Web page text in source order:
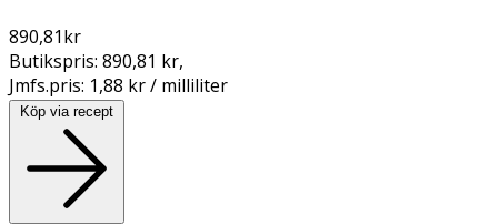
890,81kr
Butikspris: 890,81 kr,
Jmfs.pris: 1,88 kr / milliliter
Köp via recept